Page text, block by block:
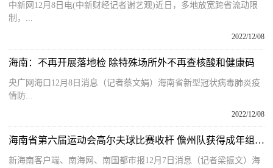
中新网12月8日电(中新财经记者谢艺观)近日，多地放宽跨省流动限
制，...
2022/12/08
海南：不再开展落地检 除特殊场所外不再查核酸和健康码
央广网海口12月8日消息（记者蔡文娟）海南省新型冠状病毒肺炎疫
情防...
2022/12/08
海南省第六届运动会高尔夫球比赛收杆 儋州队获得成年组男子团体冠军
新海南客户端、南海网、南国都市报12月7日消息（记者梁振文）海